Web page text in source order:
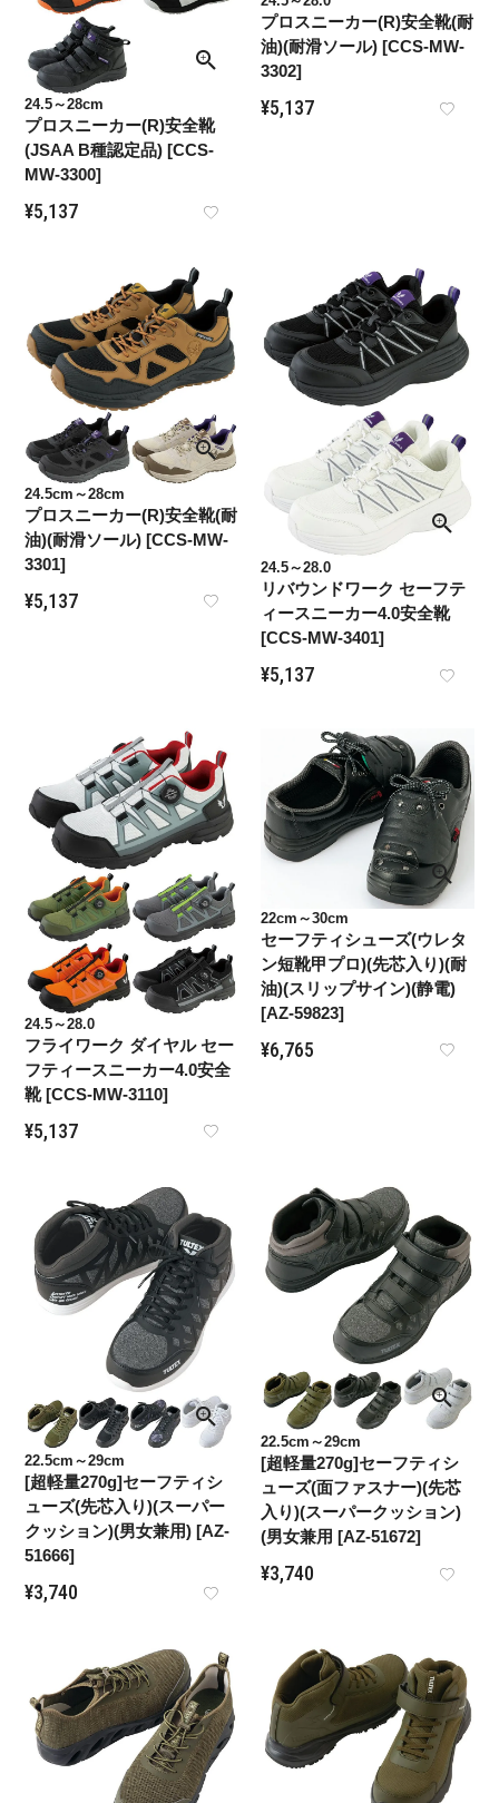
24.5～28cm
プロスニーカー(R)安全靴
(JSAA B種認定品) [CCS-
MW-3300]
¥5,137
プロスニーカー(R)安全靴(耐
油)(耐滑ソール) [CCS-MW-
3302]
¥5,137
24.5cm～28cm
プロスニーカー(R)安全靴(耐
油)(耐滑ソール) [CCS-MW-
3301]
¥5,137
24.5～28.0
リバウンドワーク セーフテ
ィースニーカー4.0安全靴
[CCS-MW-3401]
¥5,137
24.5～28.0
フライワーク ダイヤル セー
フティースニーカー4.0安全
靴 [CCS-MW-3110]
¥5,137
22cm～30cm
セーフティシューズ(ウレタ
ン短靴甲プロ)(先芯入り)(耐
油)(スリップサイン)(静電)
[AZ-59823]
¥6,765
22.5cm～29cm
[超軽量270g]セーフティシ
ューズ(先芯入り)(スーパー
クッション)(男女兼用) [AZ-
51666]
¥3,740
22.5cm～29cm
[超軽量270g]セーフティシ
ューズ(面ファスナー)(先芯
入り)(スーパークッション)
(男女兼用 [AZ-51672]
¥3,740